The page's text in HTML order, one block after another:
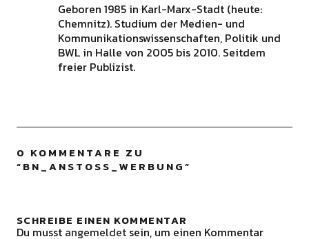
Geboren 1985 in Karl-Marx-Stadt (heute:
Chemnitz). Studium der Medien- und
Kommunikationswissenschaften, Politik und
BWL in Halle von 2005 bis 2010. Seitdem
freier Publizist.
0 KOMMENTARE ZU
“BN_ANSTOSS_WERBUNG”
SCHREIBE EINEN KOMMENTAR
Du musst angemeldetsein, um einen Kommentar